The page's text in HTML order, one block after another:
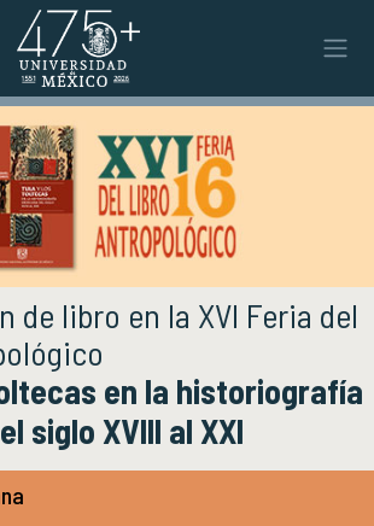
principal
e investigadores
de libro en la XVI Feria del
en la historiografía
siglo XVIII al XXI